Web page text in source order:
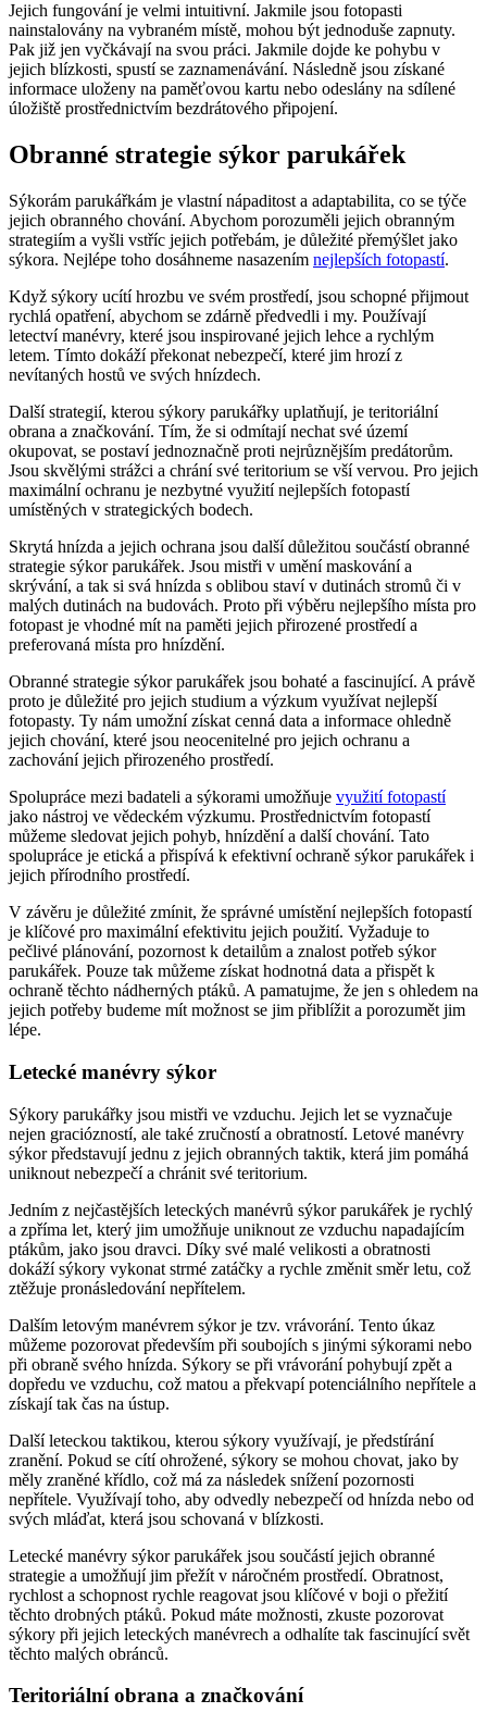
Jejich fungování je velmi intuitivní. Jakmile jsou fotopasti
nainstalovány na vybraném místě, mohou být jednoduše zapnuty.
Pak již jen vyčkávají na svou práci. Jakmile dojde ke pohybu v
jejich blízkosti, spustí se zaznamenávání. Následně jsou získané
informace uloženy na paměťovou kartu nebo odeslány na sdílené
úložiště prostřednictvím bezdrátového připojení.
Obranné strategie sýkor parukářek
Sýkorám parukářkám je vlastní nápaditost a adaptabilita, co se týče
jejich obranného chování. Abychom porozuměli jejich obranným
strategiím a vyšli vstříc jejich potřebám, je důležité přemýšlet jako
sýkora. Nejlépe toho dosáhneme nasazením nejlepších fotopastí.
Když sýkory ucítí hrozbu ve svém prostředí, jsou schopné přijmout
rychlá opatření, abychom se zdárně předvedli i my. Používají
letectví manévry, které jsou inspirované jejich lehce a rychlým
letem. Tímto dokáží překonat nebezpečí, které jim hrozí z
nevítaných hostů ve svých hnízdech.
Další strategií, kterou sýkory parukářky uplatňují, je teritoriální
obrana a značkování. Tím, že si odmítají nechat své území
okupovat, se postaví jednoznačně proti nejrůznějším predátorům.
Jsou skvělými strážci a chrání své teritorium se vší vervou. Pro jejich
maximální ochranu je nezbytné využití nejlepších fotopastí
umístěných v strategických bodech.
Skrytá hnízda a jejich ochrana jsou další důležitou součástí obranné
strategie sýkor parukářek. Jsou mistři v umění maskování a
skrývání, a tak si svá hnízda s oblibou staví v dutinách stromů či v
malých dutinách na budovách. Proto při výběru nejlepšího místa pro
fotopast je vhodné mít na paměti jejich přirozené prostředí a
preferovaná místa pro hnízdění.
Obranné strategie sýkor parukářek jsou bohaté a fascinující. A právě
proto je důležité pro jejich studium a výzkum využívat nejlepší
fotopasty. Ty nám umožní získat cenná data a informace ohledně
jejich chování, které jsou neocenitelné pro jejich ochranu a
zachování jejich přirozeného prostředí.
Spolupráce mezi badateli a sýkorami umožňuje využití fotopastí
jako nástroj ve vědeckém výzkumu. Prostřednictvím fotopastí
můžeme sledovat jejich pohyb, hnízdění a další chování. Tato
spolupráce je etická a přispívá k efektivní ochraně sýkor parukářek i
jejich přírodního prostředí.
V závěru je důležité zmínit, že správné umístění nejlepších fotopastí
je klíčové pro maximální efektivitu jejich použití. Vyžaduje to
pečlivé plánování, pozornost k detailům a znalost potřeb sýkor
parukářek. Pouze tak můžeme získat hodnotná data a přispět k
ochraně těchto nádherných ptáků. A pamatujme, že jen s ohledem na
jejich potřeby budeme mít možnost se jim přiblížit a porozumět jim
lépe.
Letecké manévry sýkor
Sýkory parukářky jsou mistři ve vzduchu. Jejich let se vyznačuje
nejen graciózností, ale také zručností a obratností. Letové manévry
sýkor představují jednu z jejich obranných taktik, která jim pomáhá
uniknout nebezpečí a chránit své teritorium.
Jedním z nejčastějších leteckých manévrů sýkor parukářek je rychlý
a zpříma let, který jim umožňuje uniknout ze vzduchu napadajícím
ptákům, jako jsou dravci. Díky své malé velikosti a obratnosti
dokáží sýkory vykonat strmé zatáčky a rychle změnit směr letu, což
ztěžuje pronásledování nepřítelem.
Dalším letovým manévrem sýkor je tzv. vrávorání. Tento úkaz
můžeme pozorovat především při soubojích s jinými sýkorami nebo
při obraně svého hnízda. Sýkory se při vrávorání pohybují zpět a
dopředu ve vzduchu, což matou a překvapí potenciálního nepřítele a
získají tak čas na ústup.
Další leteckou taktikou, kterou sýkory využívají, je předstírání
zranění. Pokud se cítí ohrožené, sýkory se mohou chovat, jako by
měly zraněné křídlo, což má za následek snížení pozornosti
nepřítele. Využívají toho, aby odvedly nebezpečí od hnízda nebo od
svých mláďat, která jsou schovaná v blízkosti.
Letecké manévry sýkor parukářek jsou součástí jejich obranné
strategie a umožňují jim přežít v náročném prostředí. Obratnost,
rychlost a schopnost rychle reagovat jsou klíčové v boji o přežití
těchto drobných ptáků. Pokud máte možnosti, zkuste pozorovat
sýkory při jejich leteckých manévrech a odhalíte tak fascinující svět
těchto malých obránců.
Teritoriální obrana a značkování